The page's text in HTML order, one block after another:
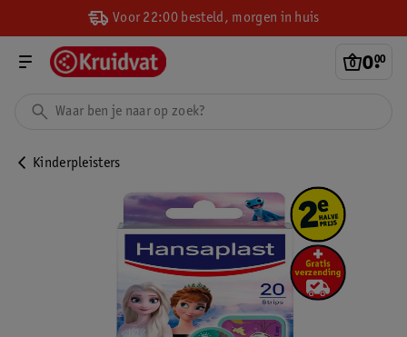
Voor 22:00 besteld, morgen in huis
0.
00
Kinderpleisters